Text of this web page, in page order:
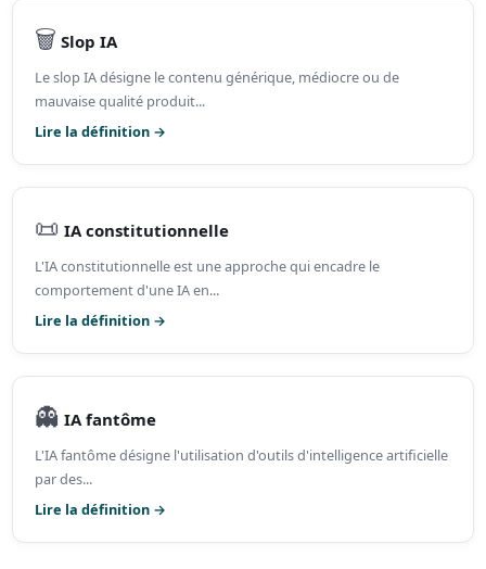
🗑️ Slop IA
Le slop IA désigne le contenu générique, médiocre ou de
mauvaise qualité produit...
Lire la définition →
📜 IA constitutionnelle
L'IA constitutionnelle est une approche qui encadre le
comportement d'une IA en...
Lire la définition →
👻 IA fantôme
L'IA fantôme désigne l'utilisation d'outils d'intelligence artificielle
par des...
Lire la définition →